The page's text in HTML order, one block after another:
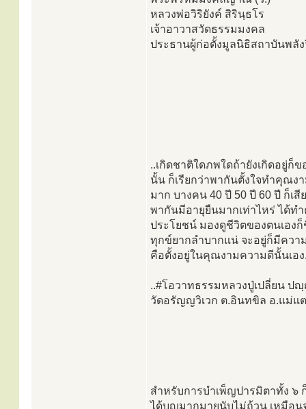
หลวงพ่อวิริยังค์ สิรินฺธโร
เจ้าอาวาสวัดธรรมมงคล
ประธานผู้ก่อตั้งมูลนิธิสถาบันพลั
..เกิดชาติใดภพใดถ้ายังเกิดอยู่
นั้น ก็เรียกว่าพากันตั้งใจทำคุณง
มาก บางคน 40 ปี 50 ปี 60 ปี ก็
พากันมีอายุยืนมากเท่าไหร่ ได้ท
ประโยชน์ มองดูชีวิตของตนเองก็
ทุกข์ยากลำบากแน่ จะอยู่ก็มีควา
คือตั้งอยู่ในคุณงามความดีนั้นเอง
..#โอวาทธรรมหลวงปู่เปลี่ยน ป
วัดอรัญญวิเวก ต.อินทขิล อ.แม่แต
สำหรับการบำเพ็ญปารมิตาทั้ง ๖
ได้บุญมากมายนับไม่ถ้วน เหมือน